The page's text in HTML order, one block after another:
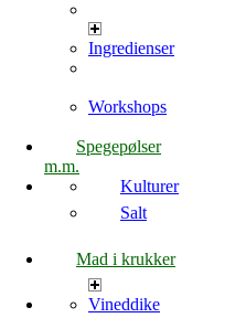
Ingredienser
Workshops
Spegepølser
m.m.
Kulturer
Salt
Mad i krukker
Vineddike